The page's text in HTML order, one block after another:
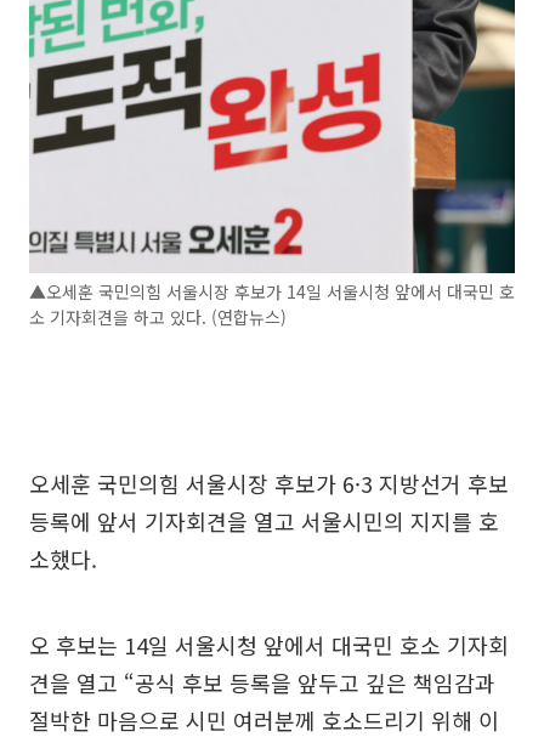
▲오세훈 국민의힘 서울시장 후보가 14일 서울시청 앞에서 대국민 호
소 기자회견을 하고 있다. (연합뉴스)
오세훈 국민의힘 서울시장 후보가 6·3 지방선거 후보
등록에 앞서 기자회견을 열고 서울시민의 지지를 호
소했다.
오 후보는 14일 서울시청 앞에서 대국민 호소 기자회
견을 열고 “공식 후보 등록을 앞두고 깊은 책임감과
절박한 마음으로 시민 여러분께 호소드리기 위해 이